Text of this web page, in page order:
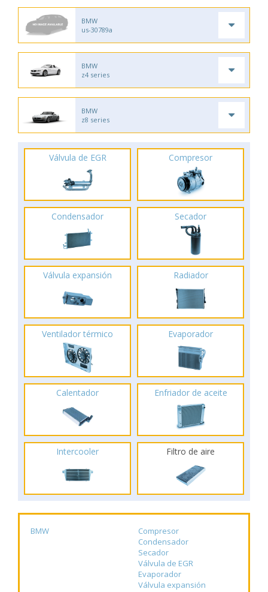
BMW
us-30789a
BMW
z4 series
BMW
z8 series
Válvula de EGR Compresor
Condensador Secador
Válvula expansión Radiador
Ventilador térmico Evaporador
Calentador Enfriador de aceite
Intercooler Filtro de aire
BMW
Compresor
Condensador
Secador
Válvula de EGR
Evaporador
Válvula expansión